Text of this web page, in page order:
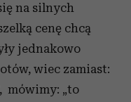
na silnych
cenę chcą
jednakowo
wiec zamiast:
mówimy: „to